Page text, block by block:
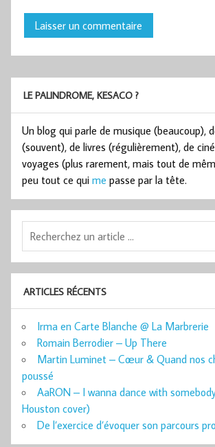
LE PALINDROME, KESACO ?
Un blog qui parle de musique (beaucoup),
(souvent), de livres (régulièrement), de
voyages (plus rarement, mais tout de
peu tout ce qui me passe par la tête.
ARTICLES RÉCENTS
Irma en Carte Blanche @ La Marbrerie
Romain Berrodier – Up There
Martin Luminet – Cœur & Quand nos
poussé
AaRON – I wanna dance with
Houston cover)
De l’exercice d’évoquer son parcours